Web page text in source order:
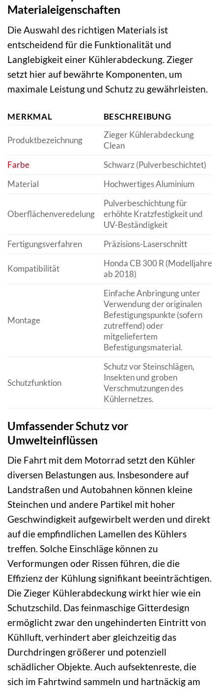
Materialeigenschaften
Die Auswahl des richtigen Materials ist
entscheidend für die Funktionalität und
Langlebigkeit einer Kühlerabdeckung. Zieger
setzt hier auf bewährte Komponenten, um
maximale Leistung und Schutz zu gewährleisten.
MERKMAL BESCHREIBUNG
Produktbezeichnung
Zieger Kühlerabdeckung
Clean
Farbe
Schwarz (Pulverbeschichtet)
Material
Hochwertiges Aluminium
Oberflächenveredelung
Pulverbeschichtung für
erhöhte Kratzfestigkeit und
UV-Beständigkeit
Fertigungsverfahren
Präzisions-Laserschnitt
Kompatibilität
Honda CB 300 R (Modelljahre
ab 2018)
Montage
Einfache Anbringung unter
Verwendung der originalen
Befestigungspunkte (sofern
zutreffend) oder
mitgeliefertem
Befestigungsmaterial.
Schutzfunktion
Schutz vor Steinschlägen,
Insekten und groben
Verschmutzungen des
Kühlernetzes.
Umfassender Schutz vor
Umwelteinflüssen
Die Fahrt mit dem Motorrad setzt den Kühler
diversen Belastungen aus. Insbesondere auf
Landstraßen und Autobahnen können kleine
Steinchen und andere Partikel mit hoher
Geschwindigkeit aufgewirbelt werden und direkt
auf die empfindlichen Lamellen des Kühlers
treffen. Solche Einschläge können zu
Verformungen oder Rissen führen, die die
Effizienz der Kühlung signifikant beeinträchtigen.
Die Zieger Kühlerabdeckung wirkt hier wie ein
Schutzschild. Das feinmaschige Gitterdesign
ermöglicht zwar den ungehinderten Eintritt von
Kühlluft, verhindert aber gleichzeitig das
Durchdringen größerer und potenziell
schädlicher Objekte. Auch aufsektenreste, die
sich im Fahrtwind sammeln und hartnäckig am